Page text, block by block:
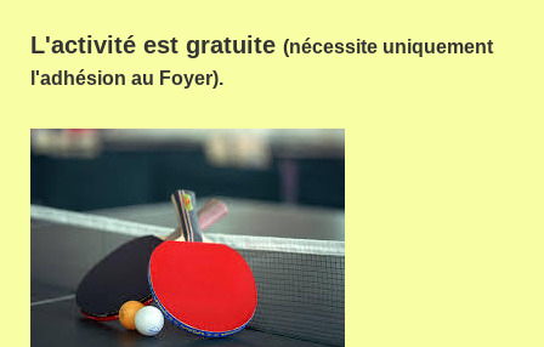
L'activité est gratuite (nécessite uniquement
l'adhésion au Foyer).